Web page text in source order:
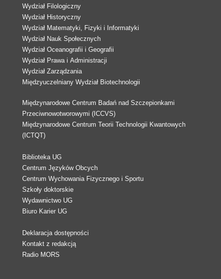
Wydział Filologiczny
Wydział Historyczny
Wydział Matematyki, Fizyki i Informatyki
Wydział Nauk Społecznych
Wydział Oceanografii i Geografii
Wydział Prawa i Administracji
Wydział Zarządzania
Międzyuczelniany Wydział Biotechnologii
Międzynarodowe Centrum Badań nad Szczepionkami
Przeciwnowotworowymi (ICCVS)
Międzynarodowe Centrum Teorii Technologii Kwantowych
(ICTQT)
Biblioteka UG
Centrum Języków Obcych
Centrum Wychowania Fizycznego i Sportu
Szkoły doktorskie
Wydawnictwo UG
Biuro Karier UG
Deklaracja dostępności
Kontakt z redakcją
Radio MORS